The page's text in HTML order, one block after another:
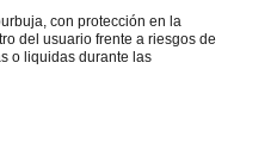
con protección en la
del usuario frente a riesgos de
o liquidas durante las